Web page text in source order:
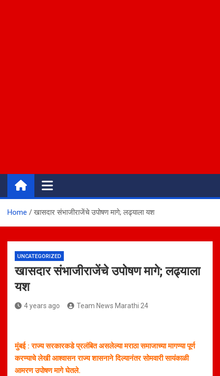
Home खासदार संभाजीराजेंचे उपोषण मागे; लढ्याला यश
UNCATEGORIZED
खासदार संभाजीराजेंचे उपोषण मागे; लढ्याला
यश
4 years ago Team News Marathi 24
मुंबई : राज्य सरकारकडे प्रलंबित असलेल्या मराठा समाजाच्या मागण्या पूर्ण
करण्याचे लेखी आश्वासन राज्य शासनाने दिल्यानंतर सोमवारी सायंकाळी
आमरण उपोषण मागे घेतले.